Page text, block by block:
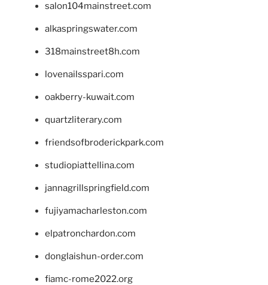
salon104mainstreet.com
alkaspringswater.com
318mainstreet8h.com
lovenailsspari.com
oakberry-kuwait.com
quartzliterary.com
friendsofbroderickpark.com
studiopiattellina.com
jannagrillspringfield.com
fujiyamacharleston.com
elpatronchardon.com
donglaishun-order.com
fiamc-rome2022.org